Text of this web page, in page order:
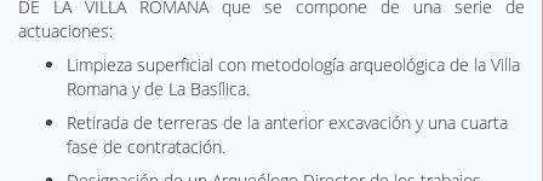
DE LA VILLA ROMANA que se compone de una serie de
actuaciones:
Limpieza superficial con metodología arqueológica de la Villa
Romana y de La Basílica.
Retirada de terreras de la anterior excavación y una cuarta
fase de contratación.